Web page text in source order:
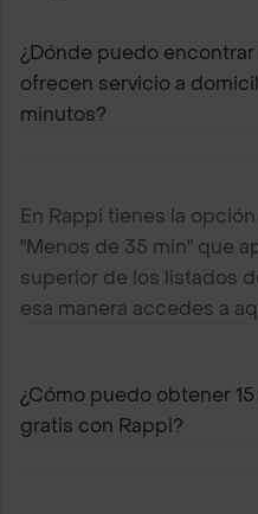
¿Dónde puedo
ofrecen servicio a
minutos?
En Rappi tienes la
"Menos de 35 min" que
superior de los listados
esa manera accedes a
¿Cómo puedo obtener
gratis con Rappi?